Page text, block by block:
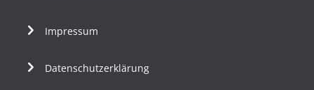
Impressum
Datenschutzerklärung